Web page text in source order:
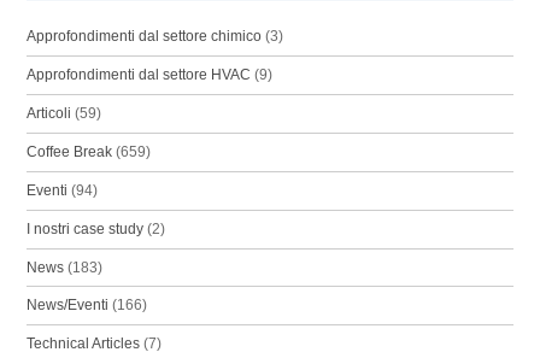
Approfondimenti dal settore chimico (3)
Approfondimenti dal settore HVAC (9)
Articoli (59)
Coffee Break (659)
Eventi (94)
I nostri case study (2)
News (183)
News/Eventi (166)
Technical Articles (7)